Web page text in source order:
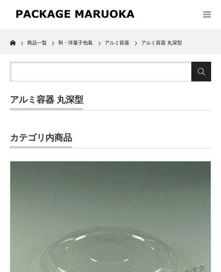
Home
商品一覧 和・洋菓子包装 アルミ容器 アルミ容器 丸深型
アルミ容器 丸深型
カテゴリ内商品